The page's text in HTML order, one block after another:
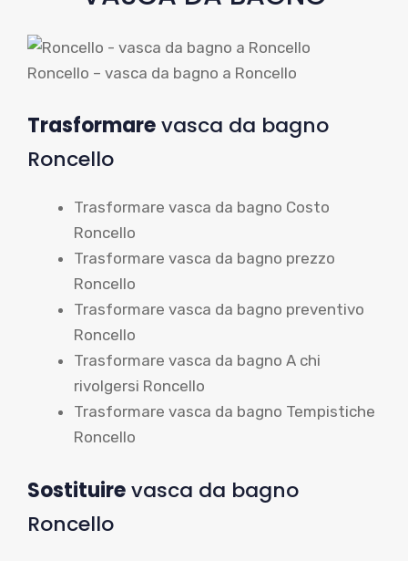
Roncello – vasca da bagno a Roncello
Trasformarevasca da bagno
Roncello
Trasformare vasca da bagno Costo
Roncello
Trasformare vasca da bagno prezzo
Roncello
Trasformare vasca da bagno preventivo
Roncello
Trasformare vasca da bagno A chi
rivolgersi Roncello
Trasformare vasca da bagno Tempistiche
Roncello
Sostituirevasca da bagno
Roncello